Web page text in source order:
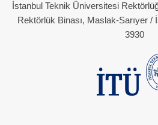
İstanbul Teknik Üniversitesi
Rektörlük Binası, Maslak-Sarıyer /
3930